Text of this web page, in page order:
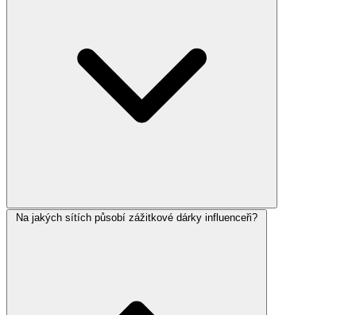
Na jakých sítích působí zážitkové dárky influenceři?